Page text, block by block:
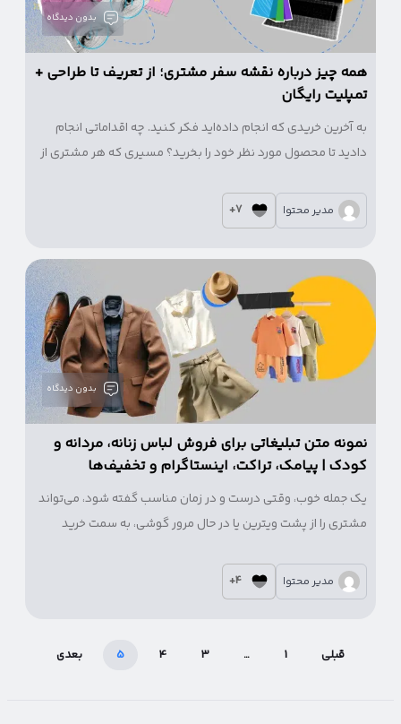
بدون دیدگاه
همه چیز درباره نقشه سفر مشتری؛ از تعریف تا طراحی +
تمپلیت رایگان
به آخرین خریدی که انجام داده‌اید فکر کنید. چه اقداماتی انجام
دادید تا محصول مورد نظر خود را بخرید؟ مسیری که هر مشتری از
سفر مشتری یا Customer Journey نام دارد.
مدیر محتوا 7+
بدون دیدگاه
نمونه متن تبلیغاتی برای فروش لباس زنانه، مردانه و
کودک | پیامک، تراکت، اینستاگرام و تخفیف‌ها
یک جمله خوب، وقتی درست و در زمان مناسب گفته شود، می‌تواند
مشتری را از پشت ویترین یا در حال مرور گوشی، به سمت خرید
هوشمندانه، خلاقانه و متناسب با پلتفرم، مزیتی رقابتی برای هر
فروشگاهی ایجاد می‌کند.
مدیر محتوا 4+
قبلی 1
…
3
4
5 بعدی